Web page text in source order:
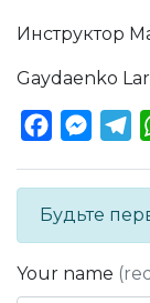
Инструктор
Gaydaenko
Facebook
Будьте
Your name